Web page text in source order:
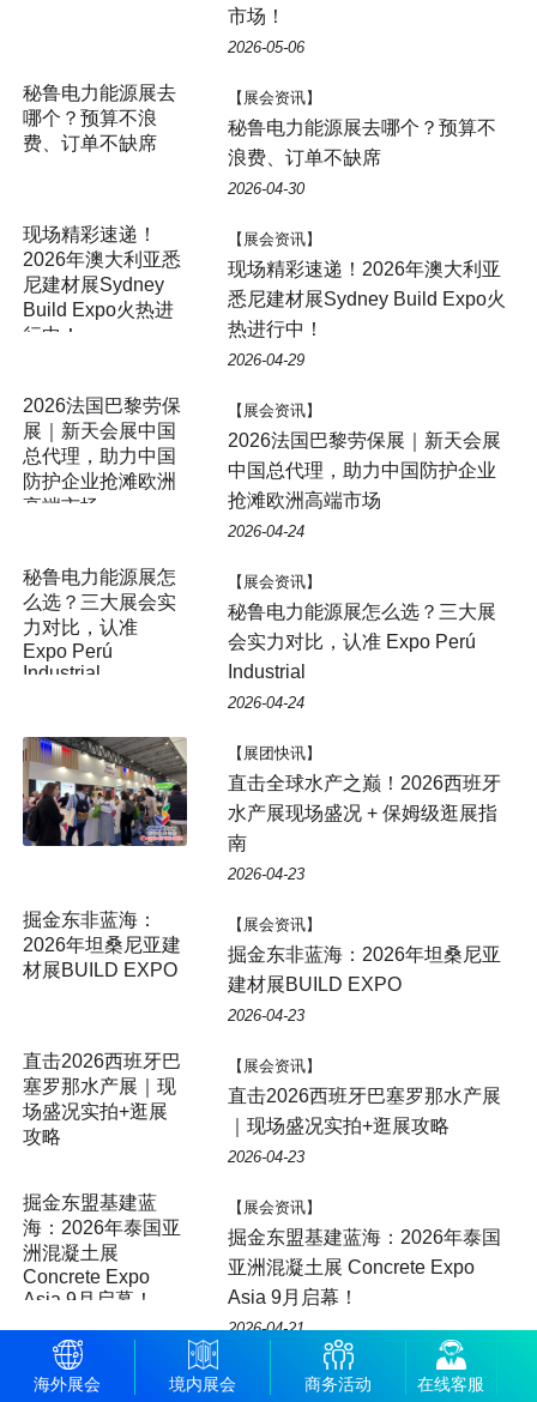
市场！
2026-05-06
秘鲁电力能源展去
哪个？预算不浪
费、订单不缺席
【展会资讯】
秘鲁电力能源展去哪个？预算不
浪费、订单不缺席
2026-04-30
现场精彩速递！
2026年澳大利亚悉
尼建材展Sydney
Build Expo火热进
行中！
【展会资讯】
现场精彩速递！2026年澳大利亚
悉尼建材展Sydney Build Expo火
热进行中！
2026-04-29
2026法国巴黎劳保
展｜新天会展中国
总代理，助力中国
防护企业抢滩欧洲
高端市场
【展会资讯】
2026法国巴黎劳保展｜新天会展
中国总代理，助力中国防护企业
抢滩欧洲高端市场
2026-04-24
秘鲁电力能源展怎
么选？三大展会实
力对比，认准
Expo Perú
Industrial
【展会资讯】
秘鲁电力能源展怎么选？三大展
会实力对比，认准 Expo Perú
Industrial
2026-04-24
【展团快讯】
直击全球水产之巅！2026西班牙
水产展现场盛况 + 保姆级逛展指
南
2026-04-23
掘金东非蓝海：
2026年坦桑尼亚建
材展BUILD EXPO
【展会资讯】
掘金东非蓝海：2026年坦桑尼亚
建材展BUILD EXPO
2026-04-23
直击2026西班牙巴
塞罗那水产展｜现
场盛况实拍+逛展
攻略
【展会资讯】
直击2026西班牙巴塞罗那水产展
｜现场盛况实拍+逛展攻略
2026-04-23
掘金东盟基建蓝
海：2026年泰国亚
洲混凝土展
Concrete Expo
Asia 9月启幕！
【展会资讯】
掘金东盟基建蓝海：2026年泰国
亚洲混凝土展 Concrete Expo
Asia 9月启幕！
2026-04-21
为什么参加2026年
【展会资讯】
海外展会 境内展会 商务活动 在线客服